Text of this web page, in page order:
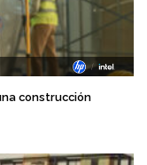
construcción